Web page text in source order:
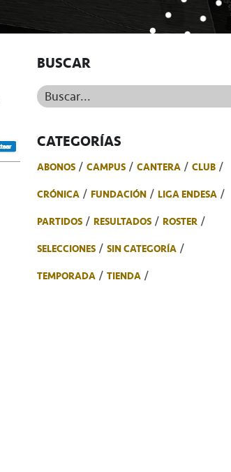
BUSCAR
Buscar...
CATEGORÍAS
ABONOS CAMPUS CANTERA
CLUB
CRÓNICA
FUNDACIÓN
LIGA ENDESA
PARTIDOS
RESULTADOS
ROSTER
SELECCIONES
SIN CATEGORÍA
TEMPORADA
TIENDA